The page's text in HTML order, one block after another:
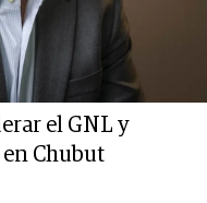
el GNL y
Chubut